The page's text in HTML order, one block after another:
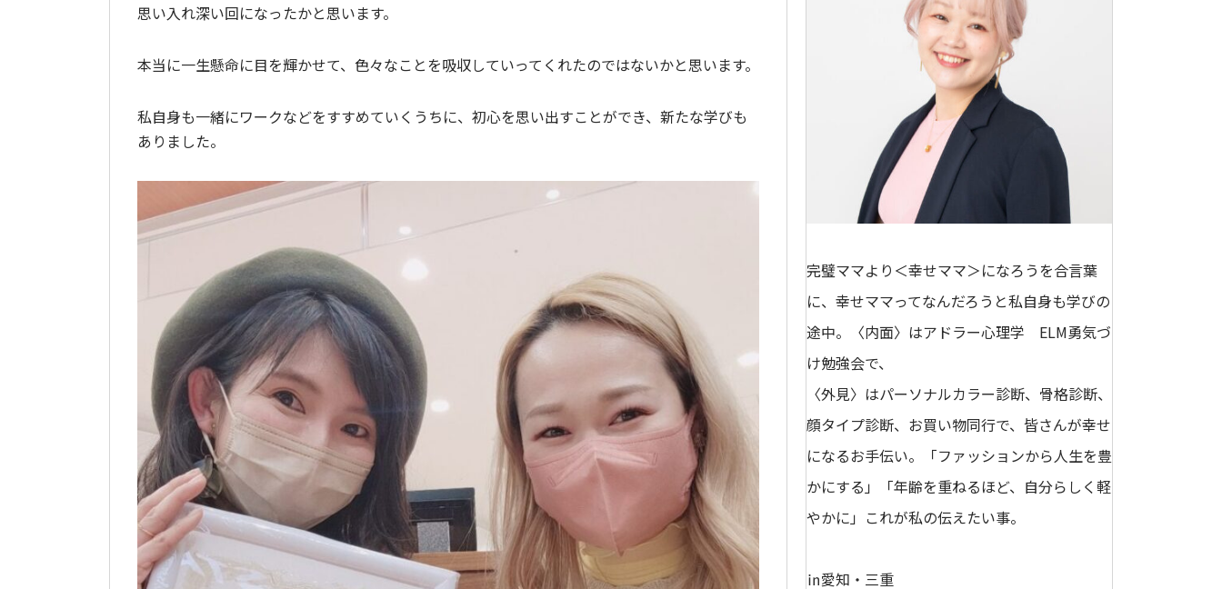
思い入れ深い回になったかと思います。
本当に一生懸命に目を輝かせて、色々なことを吸収していってくれたのではないかと思います。
私自身も一緒にワークなどをすすめていくうちに、初心を思い出すことができ、新たな学びも
ありました。
完璧ママより＜幸せママ＞になろうを合言葉
に、幸せママってなんだろうと私自身も学びの
途中。〈内面〉はアドラー心理学 ELM勇気づ
け勉強会で、
〈外見〉はパーソナルカラー診断、骨格診断、
顔タイプ診断、お買い物同行で、皆さんが幸せ
になるお手伝い。「ファッションから人生を豊
かにする」「年齢を重ねるほど、自分らしく軽
やかに」これが私の伝えたい事。
㏌愛知・三重